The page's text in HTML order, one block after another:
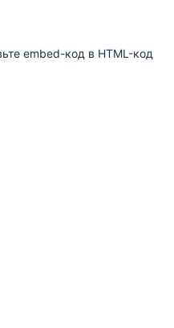
embed-код в HTML-код